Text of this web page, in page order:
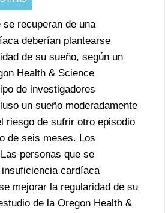
se recuperan de una
deberían plantearse
de su sueño, según un
Health & Science
de investigadores
un sueño moderadamente
riesgo de sufrir otro episodio
de seis meses. Los
personas que se
cardíaca
mejorar la regularidad de su
de la Oregon Health &